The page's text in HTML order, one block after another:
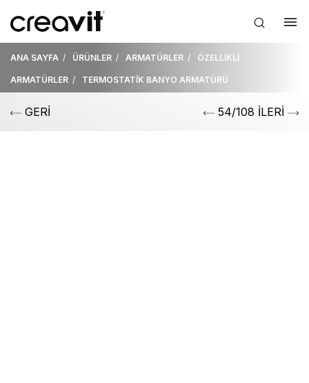
ANA SAYFA ÜRÜNLER ARMATÜRLER ÖZELLİKLİ
ARMATÜRLER TERMOSTATİK BANYO ARMATÜRÜ
GERİ 54/108 İLERİ